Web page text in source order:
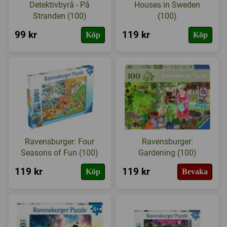
Detektivbyrå - På
Stranden (100)
99 kr Köp
Houses in Sweden
(100)
119 kr Köp
Ravensburger: Four
Seasons of Fun (100)
119 kr Köp
Ravensburger:
Gardening (100)
119 kr Bevaka